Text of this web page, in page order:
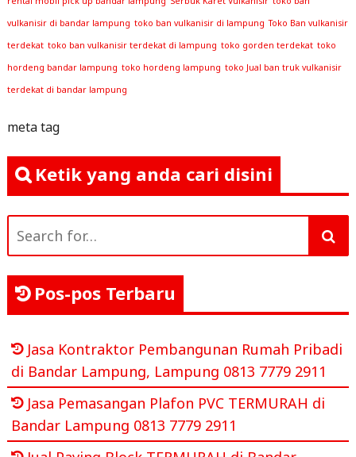
vulkanisir di bandar lampung toko ban vulkanisir di lampung Toko Ban vulkanisir
terdekat toko ban vulkanisir terdekat di lampung toko gorden terdekat toko
hordeng bandar lampung toko hordeng lampung toko Jual ban truk vulkanisir
terdekat di bandar lampung
meta tag
Ketik yang anda cari disini
for:
Pos-pos Terbaru
Jasa Kontraktor Pembangunan Rumah Pribadi
di Bandar Lampung, Lampung 0813 7779 2911
Jasa Pemasangan Plafon PVC TERMURAH di
Bandar Lampung 0813 7779 2911